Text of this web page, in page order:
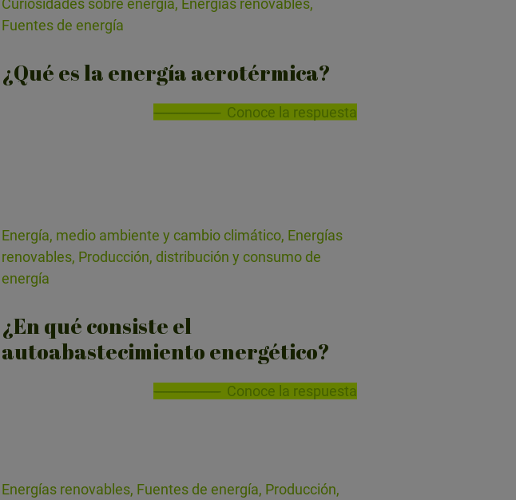
Fuentes de energía
¿Qué es la energía aerotérmica?
Conoce la respuesta
Energía, medio ambiente y cambio climático, Energías
renovables, Producción, distribución y consumo de
energía
¿En qué consiste el
autoabastecimiento energético?
Conoce la respuesta
Energías renovables, Fuentes de energía, Producción,